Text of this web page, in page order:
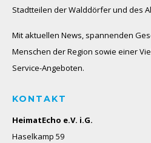
Stadtteilen der Walddörfer und des
Mit aktuellen News, spannenden
Menschen der Region sowie einer
Service-Angeboten.
KONTAKT
HeimatEcho e.V. i.G.
Haselkamp 59